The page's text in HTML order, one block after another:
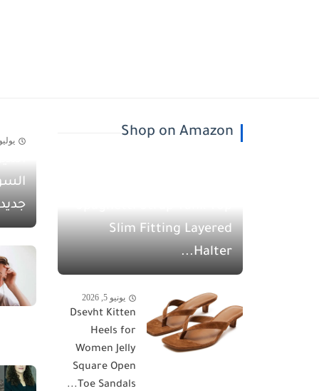
Shop on Amazon
Slim Fitting Layered
Halter...
يونيو 5, 2026
Dsevht Kitten
Heels for
Women Jelly
Square Open
Toe Sandals...
يوليو 30, 2026